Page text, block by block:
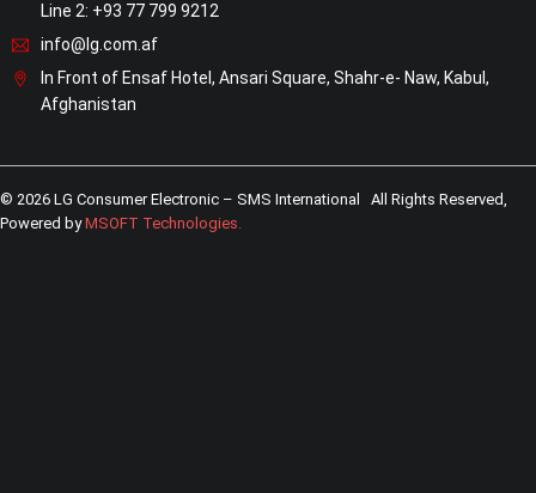
Line 2: +93 77 799 9212
info@lg.com.af
In Front of Ensaf Hotel, Ansari Square, Shahr-e- Naw, Kabul,
Afghanistan
© 2026 LG Consumer Electronic – SMS International All Rights Reserved,
Powered byMSOFT Technologies.